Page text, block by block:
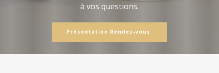
à vos questions.
Présentation Rendez-vous